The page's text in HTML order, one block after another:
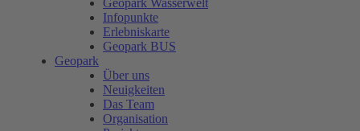
Geopark Wasserwelt
Infopunkte
Erlebniskarte
Geopark BUS
Geopark
Über uns
Neuigkeiten
Das Team
Organisation